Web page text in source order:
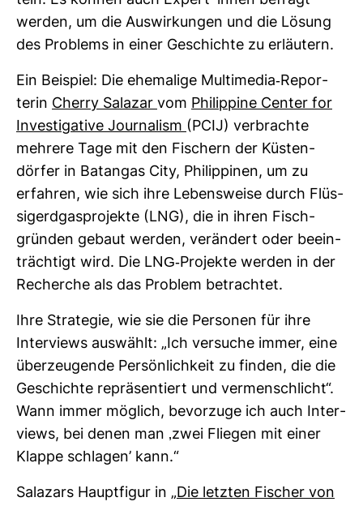
werden, um die Aus­wir­kungen und die Lösung
des Pro­blems in einer Geschichte zu erläu­tern.
Ein Bei­spiel: Die ehe­ma­lige Mul­ti­media-​Repor­
terin Cherry Salazar vom Phil­ip­pine Center for
Inves­ti­ga­tive Jour­na­lism (PCIJ) ver­brachte
meh­rere Tage mit den Fischern der Küs­ten­
dörfer in Batangas City, Phil­ip­pinen, um zu
erfahren, wie sich ihre Lebens­weise durch Flüs­
sig­erd­gas­pro­jekte (LNG), die in ihren Fisch­
gründen gebaut werden, ver­än­dert oder beein­
träch­tigt wird. Die LNG-​Pro­jekte werden in der
Recherche als das Pro­blem betrachtet.
Ihre Stra­tegie, wie sie die Per­sonen für ihre
Inter­views aus­wählt: „Ich ver­suche immer, eine
über­zeu­gende Per­sön­lich­keit zu finden, die die
Geschichte reprä­sen­tiert und ver­mensch­licht“.
Wann immer mög­lich, bevor­zuge ich auch Inter­
views, bei denen man ‚zwei Fliegen mit einer
Klappe schlagen’ kann.“
Sala­zars Haupt­figur in „Die letzten Fischer von